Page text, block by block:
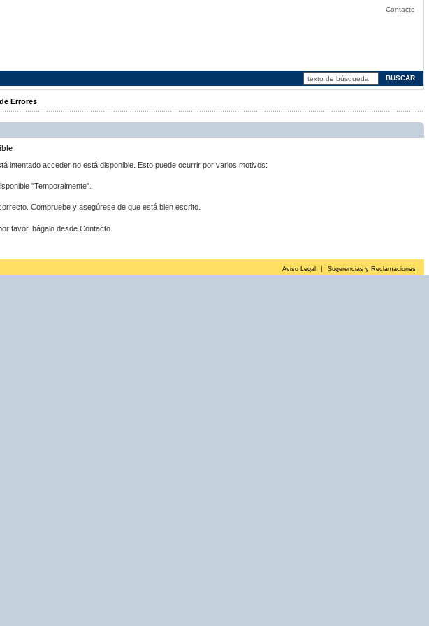
Contacto
Errores
intentado acceder no está disponible. Esto puede ocurrir por varios motivos:
"Temporalmente".
Compruebe y asegúrese de que está bien escrito.
favor, hágalo desde Contacto.
Aviso Legal Sugerencias y Reclamaciones